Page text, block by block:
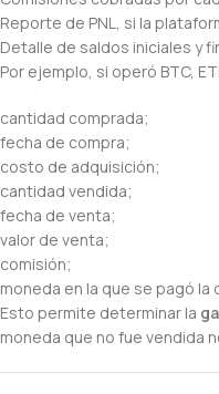
Reporte de PNL, si la
Detalle de saldos iniciales y
Por ejemplo, si operó BTC,
cantidad comprada;
fecha de compra;
costo de adquisición;
cantidad vendida;
fecha de venta;
valor de venta;
comisión;
moneda en la que se pagó la
Esto permite determinar la
moneda que no fue vendida